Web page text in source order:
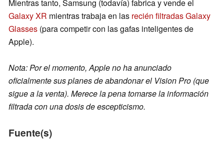
Mientras tanto, Samsung (todavía) fabrica y vende el
Galaxy XR mientras trabaja en las recién filtradas Galaxy
Glasses (para competir con las gafas inteligentes de
Apple).
Nota: Por el momento, Apple no ha anunciado
oficialmente sus planes de abandonar el Vision Pro (que
sigue a la venta). Merece la pena tomarse la información
filtrada con una dosis de escepticismo.
Fuente(s)